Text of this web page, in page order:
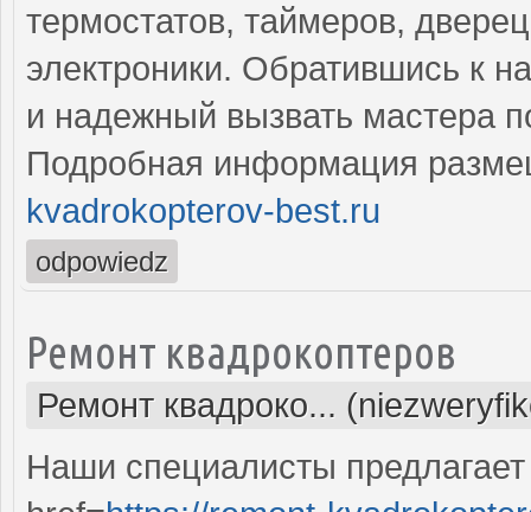
термостатов, таймеров,
электроники. Обратившись к
и надежный вызвать мастера
Подробная информация
kvadrokopterov-best.ru
odpowiedz
Ремонт квадрокоптеров
Ремонт квадроко...
Наши специалисты